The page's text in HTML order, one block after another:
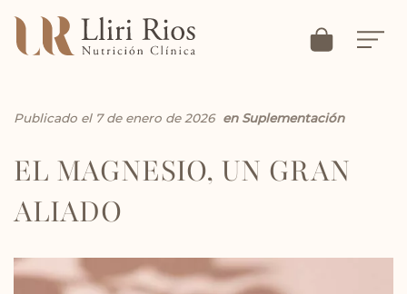
Publicado el 7 de enero de 2026 en Suplementación
EL MAGNESIO, UN GRAN
ALIADO